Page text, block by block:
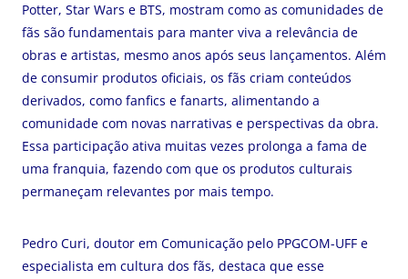
Potter, Star Wars e BTS, mostram como as comunidades de
fãs são fundamentais para manter viva a relevância de
obras e artistas, mesmo anos após seus lançamentos. Além
de consumir produtos oficiais, os fãs criam conteúdos
derivados, como fanfics e fanarts, alimentando a
comunidade com novas narrativas e perspectivas da obra.
Essa participação ativa muitas vezes prolonga a fama de
uma franquia, fazendo com que os produtos culturais
permaneçam relevantes por mais tempo.
Pedro Curi, doutor em Comunicação pelo PPGCOM-UFF e
especialista em cultura dos fãs, destaca que esse